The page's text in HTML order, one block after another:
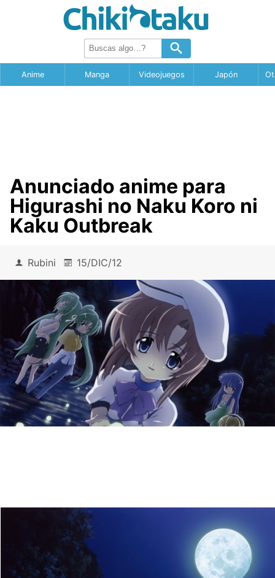
Anime Manga Videojuegos Japón
Anunciado anime para
Higurashi no Naku Koro ni
Kaku Outbreak
Rubini 15/DIC/12